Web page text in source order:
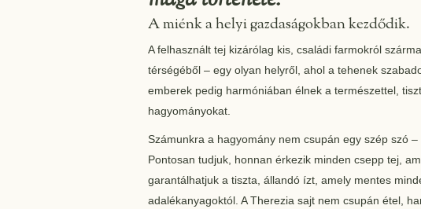
A miénk a helyi gazdaságokban kezdődik.
A felhasznált tej kizárólag kis, családi farmokról
térségéből – egy olyan helyről, ahol a tehenek
emberek pedig harmóniában élnek a természettel,
hagyományokat.
Számunkra a hagyomány nem csupán egy szép szó –
Pontosan tudjuk, honnan érkezik minden csepp tej,
garantálhatjuk a tiszta, állandó ízt, amely mentes
adalékanyagoktól. A Therezia sajt nem csupán étel,